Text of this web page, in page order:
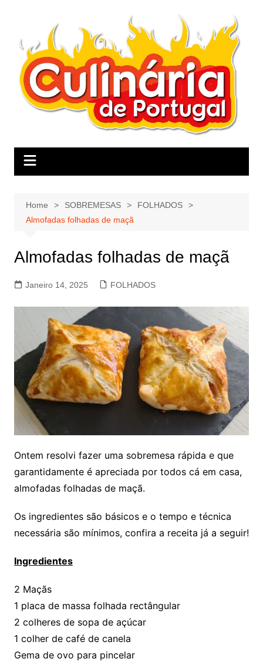
Home SOBREMESAS
FOLHADOS
Almofadas folhadas de maçã
Almofadas folhadas de maçã
Janeiro 14, 2025 FOLHADOS
Ontem resolvi fazer uma sobremesa rápida e que
garantidamente é apreciada por todos cá em casa,
almofadas folhadas de maçã.
Os ingredientes são básicos e o tempo e técnica
necessária são mínimos, confira a receita já a seguir!
Ingredientes
2 Maçãs
1 placa de massa folhada rectângular
2 colheres de sopa de açúcar
1 colher de café de canela
Gema de ovo para pincelar